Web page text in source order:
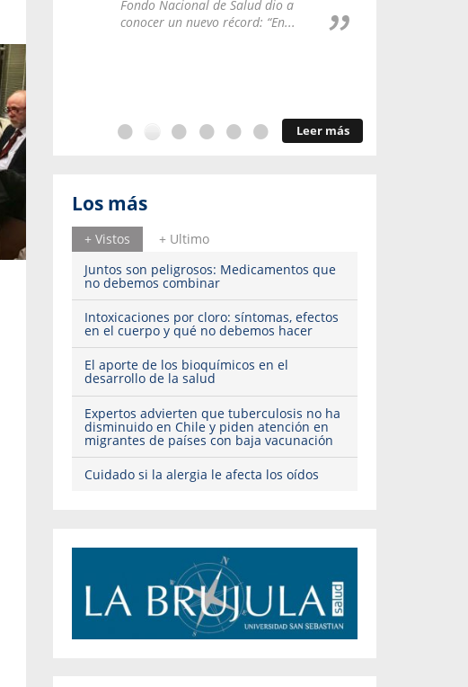
Fondo Nacional de Salud dio a
conocer un nuevo récord: “En...
Leer más
Los más
+ Vistos
+ Ultimo
Juntos son peligrosos: Medicamentos que
no debemos combinar
Intoxicaciones por cloro: síntomas, efectos
en el cuerpo y qué no debemos hacer
El aporte de los bioquímicos en el
desarrollo de la salud
Expertos advierten que tuberculosis no ha
disminuido en Chile y piden atención en
migrantes de países con baja vacunación
Cuidado si la alergia le afecta los oídos